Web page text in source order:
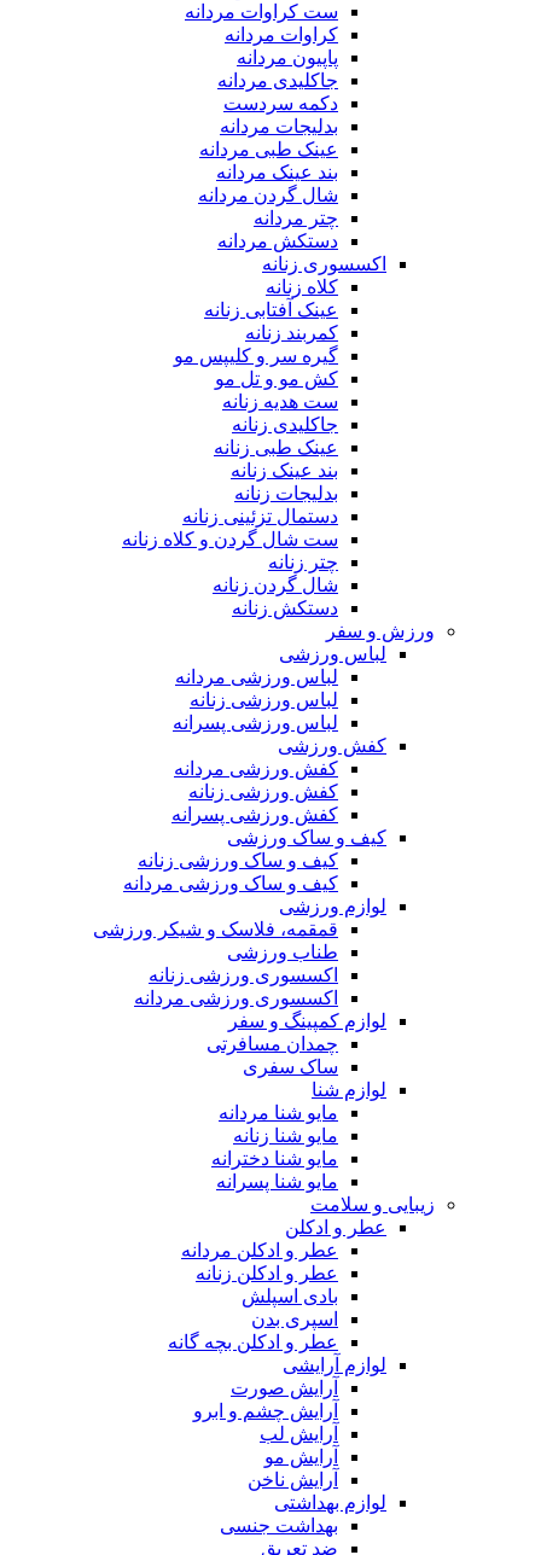
ست کراوات مردانه
کراوات مردانه
پاپیون مردانه
جاکلیدی مردانه
دکمه سردست
بدلیجات مردانه
عینک طبی مردانه
بند عینک مردانه
شال گردن مردانه
چتر مردانه
دستکش مردانه
اکسسوری زنانه
کلاه زنانه
عینک آفتابی زنانه
کمربند زنانه
گیره سر و کلیپس مو
کش مو و تل مو
ست هدیه زنانه
جاکلیدی زنانه
عینک طبی زنانه
بند عینک زنانه
بدلیجات زنانه
دستمال تزئینی زنانه
ست شال گردن و کلاه زنانه
چتر زنانه
شال گردن زنانه
دستکش زنانه
ورزش و سفر
لباس ورزشی
لباس ورزشی مردانه
لباس ورزشی زنانه
لباس ورزشی پسرانه
کفش ورزشی
کفش ورزشی مردانه
کفش ورزشی زنانه
کفش ورزشی پسرانه
کیف و ساک ورزشی
کیف و ساک ورزشی زنانه
کیف و ساک ورزشی مردانه
لوازم ورزشی
قمقمه، فلاسک و شیکر ورزشی
طناب ورزشی
اکسسوری ورزشی زنانه
اکسسوری ورزشی مردانه
لوازم کمپینگ و سفر
چمدان مسافرتی
ساک سفری
لوازم شنا
مایو شنا مردانه
مایو شنا زنانه
مایو شنا دخترانه
مایو شنا پسرانه
زیبایی و سلامت
عطر و ادکلن
عطر و ادکلن مردانه
عطر و ادکلن زنانه
بادی اسپلش
اسپری بدن
عطر و ادکلن بچه گانه
لوازم آرایشی
آرایش صورت
آرایش چشم و ابرو
آرایش لب
آرایش مو
آرایش ناخن
لوازم بهداشتی
بهداشت جنسی
ضد تعریق